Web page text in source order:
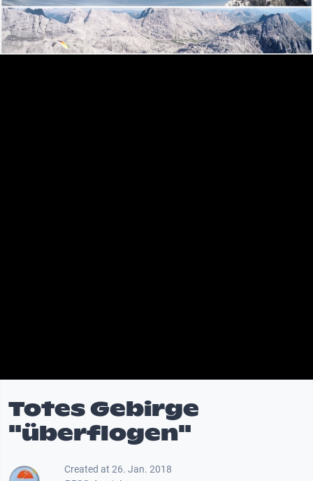
Video
Totes Gebirge
"überflogen"
Created at 26. Jan. 2018